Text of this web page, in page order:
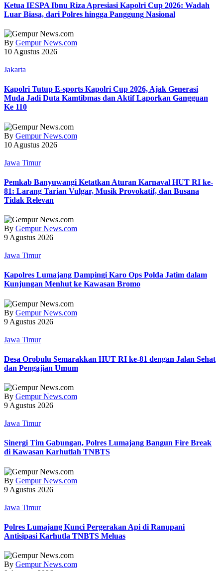
Ketua IESPA Ibnu Riza Apresiasi Kapolri Cup 2026: Wadah
Luar Biasa, dari Polres hingga Panggung Nasional
By Gempur News.com
10 Agustus 2026
Jakarta
Kapolri Tutup E-sports Kapolri Cup 2026, Ajak Generasi
Muda Jadi Duta Kamtibmas dan Aktif Laporkan Gangguan
Ke 110
By Gempur News.com
10 Agustus 2026
Jawa Timur
Pemkab Banyuwangi Ketatkan Aturan Karnaval HUT RI ke-
81: Larang Tarian Vulgar, Musik Provokatif, dan Busana
Tidak Relevan
By Gempur News.com
9 Agustus 2026
Jawa Timur
Kapolres Lumajang Dampingi Karo Ops Polda Jatim dalam
Kunjungan Menhut ke Kawasan Bromo
By Gempur News.com
9 Agustus 2026
Jawa Timur
‎Desa Orobulu Semarakkan HUT RI ke-81 dengan Jalan Sehat
dan Pengajian Umum
By Gempur News.com
9 Agustus 2026
Jawa Timur
Sinergi Tim Gabungan, Polres Lumajang Bangun Fire Break
di Kawasan Karhutlah TNBTS
By Gempur News.com
9 Agustus 2026
Jawa Timur
Polres Lumajang Kunci Pergerakan Api di Ranupani
Antisipasi Karhutla TNBTS Meluas
By Gempur News.com